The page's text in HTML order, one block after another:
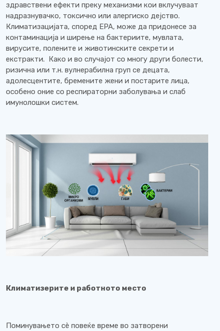
здравствени ефекти преку механизми кои вклучуваат
надразнувачко, токсично или алергиско дејство.
Климатизацијата, според EPA, може да придонесе за
контаминација и ширење на бактериите, мувлата,
вирусите, полените и животинските секрети и
екстракти. Како и во случајот со многу други болести,
ризична или т.н. вулнерабилна груп се децата,
адолесцентите, бремените жени и постарите лица,
особено оние со респираторни заболувања и слаб
имунолошки систем.
Климатизерите и работното место
Поминувањето сè повеќе време во затворени